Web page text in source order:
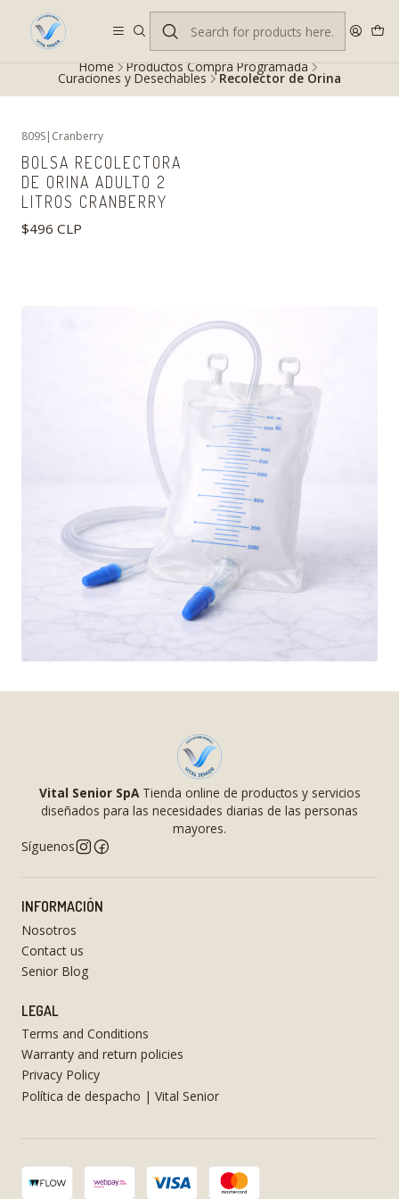
Despacho gratis en RM desde $100.000. Revisa las condiciones.
Home Productos Compra Programada
Curaciones y Desechables Recolector de Orina
809S| Cranberry
BOLSA RECOLECTORA
DE ORINA ADULTO 2
LITROS CRANBERRY
$496 CLP
Vital Senior SpATienda online de productos y servicios
diseñados para las necesidades diarias de las personas
mayores.
Síguenos
INFORMACIÓN
Nosotros
Contact us
Senior Blog
LEGAL
Terms and Conditions
Warranty and return policies
Privacy Policy
Política de despacho | Vital Senior